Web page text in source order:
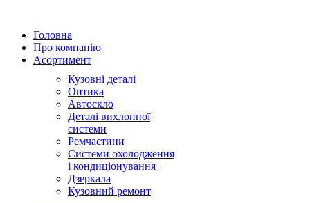
Головна
Про компанію
Асортимент
Кузовні деталі
Оптика
Автоскло
Деталі вихлопної
системи
Ремчастини
Системи охолодження
і кондиціонування
Дзеркала
Кузовний ремонт